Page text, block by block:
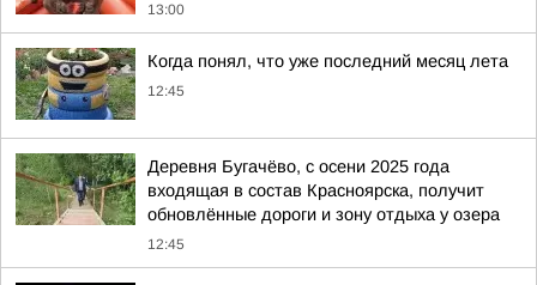
13:00
Когда понял, что уже последний месяц лета
12:45
Деревня Бугачёво, с осени 2025 года
входящая в состав Красноярска, получит
обновлённые дороги и зону отдыха у озера
12:45